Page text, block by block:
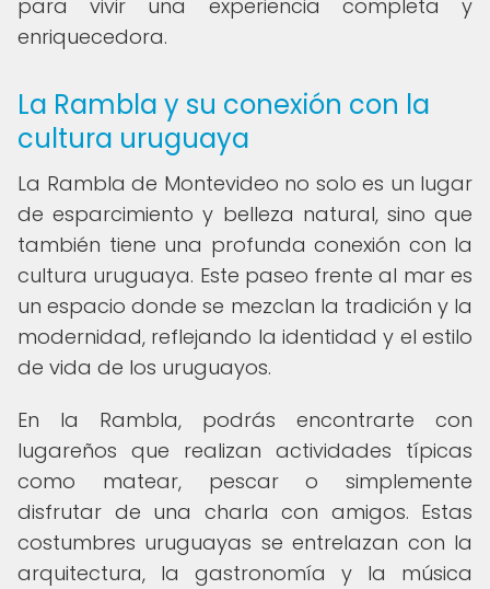
para vivir una experiencia completa y
enriquecedora.
La Rambla y su conexión con la
cultura uruguaya
La Rambla de Montevideo no solo es un lugar
de esparcimiento y belleza natural, sino que
también tiene una profunda conexión con la
cultura uruguaya. Este paseo frente al mar es
un espacio donde se mezclan la tradición y la
modernidad, reflejando la identidad y el estilo
de vida de los uruguayos.
En la Rambla, podrás encontrarte con
lugareños que realizan actividades típicas
como matear, pescar o simplemente
disfrutar de una charla con amigos. Estas
costumbres uruguayas se entrelazan con la
arquitectura, la gastronomía y la música